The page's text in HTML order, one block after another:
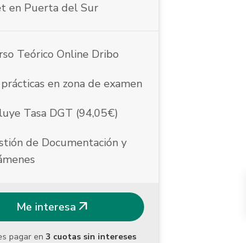
en Puerta del Sur
Teórico Online Dribo
en zona de examen
Tasa DGT (94,05€)
de Documentación y
Me interesa arrow_outward
pagar en 3 cuotas sin intereses